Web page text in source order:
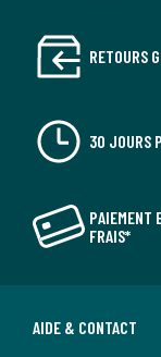
RETOURS
30 JOURS
PAIEMENT
FRAIS*
AIDE & CONTACT